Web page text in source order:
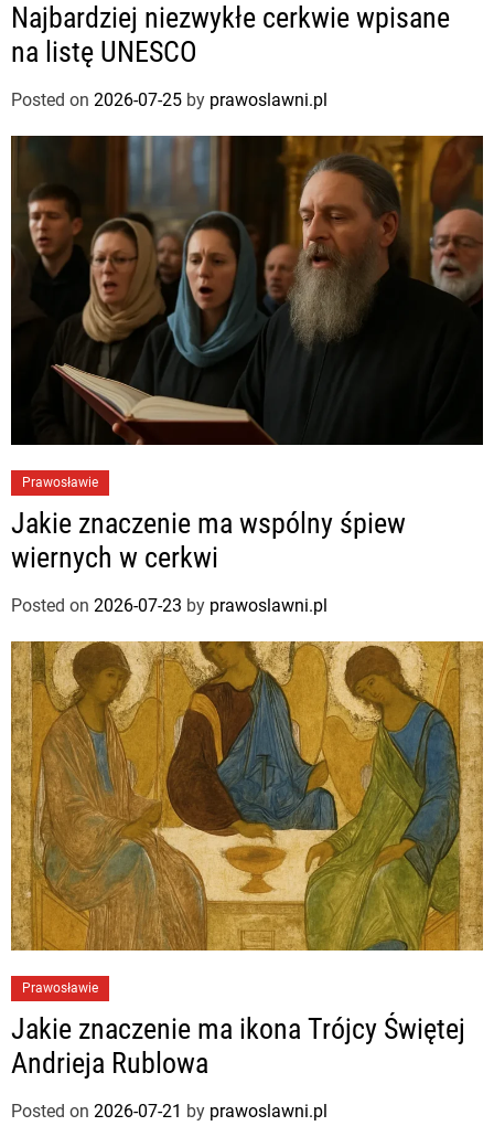
Najbardziej niezwykłe cerkwie wpisane
na listę UNESCO
Posted on 2026-07-25 by prawoslawni.pl
Prawosławie
Jakie znaczenie ma wspólny śpiew
wiernych w cerkwi
Posted on 2026-07-23 by prawoslawni.pl
Prawosławie
Jakie znaczenie ma ikona Trójcy Świętej
Andrieja Rublowa
Posted on 2026-07-21 by prawoslawni.pl